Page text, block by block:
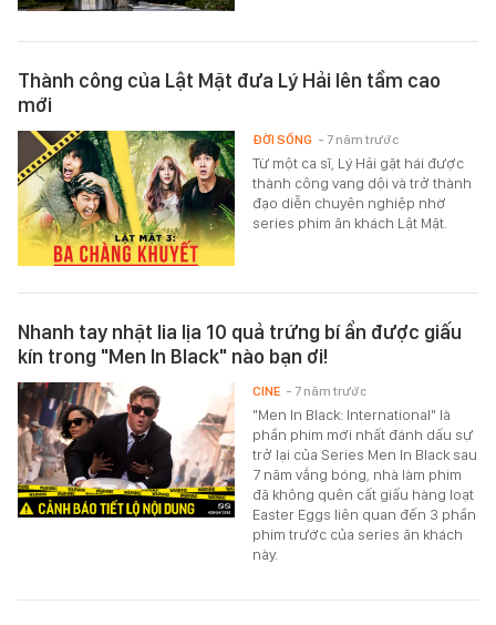
Thành công của Lật Mặt đưa Lý Hải lên tầm cao
mới
Từ một ca sĩ, Lý Hải gặt hái được
thành công vang dội và trở thành
đạo diễn chuyên nghiệp nhờ
series phim ăn khách Lật Mặt.
ĐỜI SỐNG - 7 năm trước
Nhanh tay nhặt lia lịa 10 quả trứng bí ẩn được giấu
kín trong "Men In Black" nào bạn ơi!
"Men In Black: International" là
phần phim mới nhất đánh dấu sự
trở lại của Series Men In Black sau
7 năm vắng bóng, nhà làm phim
đã không quên cất giấu hàng loạt
Easter Eggs liên quan đến 3 phần
phim trước của series ăn khách
này.
CINE - 7 năm trước